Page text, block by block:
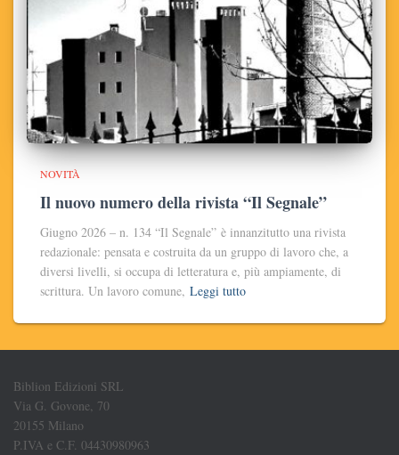
NOVITÀ
Il nuovo numero della rivista “Il Segnale”
Giugno 2026 – n. 134 “Il Segnale” è innanzitutto una rivista
redazionale: pensata e costruita da un gruppo di lavoro che, a
diversi livelli, si occupa di letteratura e, più ampiamente, di
scrittura. Un lavoro comune, Leggi tutto
Biblion Edizioni SRL
Via G. Govone, 70
20155 Milano
P.IVA e C.F. 04430980963